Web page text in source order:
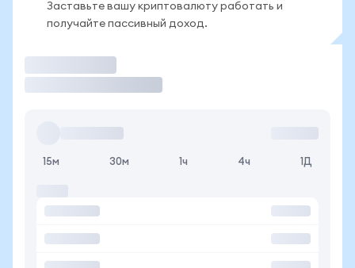
Заставьте вашу криптовалюту работать и
получайте пассивный доход.
15м 30м 1ч 4ч 1Д